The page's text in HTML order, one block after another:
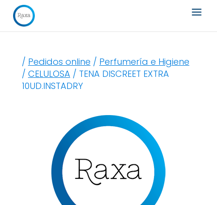
Búsqueda
de
productos
/ Pedidos online / Perfumería e Higiene
/ CELULOSA / TENA DISCREET EXTRA
10UD.INSTADRY